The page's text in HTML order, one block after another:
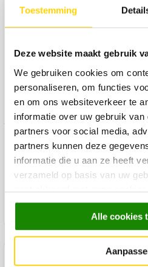
Toestemming
Deze website maakt gebruik
We gebruiken cookies om
personaliseren, om functies
en om ons websiteverkeer te
informatie over uw gebruik
partners voor social media,
partners kunnen deze
informatie die u aan ze heeft
verzameld op basis van uw
gaat akkoord met onze
gebruiken.
Alle cookies
Op zoek naar een rechthoekig
een grafisch, roestkleurig
gemaakt van 80% gerecycled
polyester. Met Moby leg je dus
de grond. Een echte win-win dus!
Product specificaties
Product reviews
Maak een